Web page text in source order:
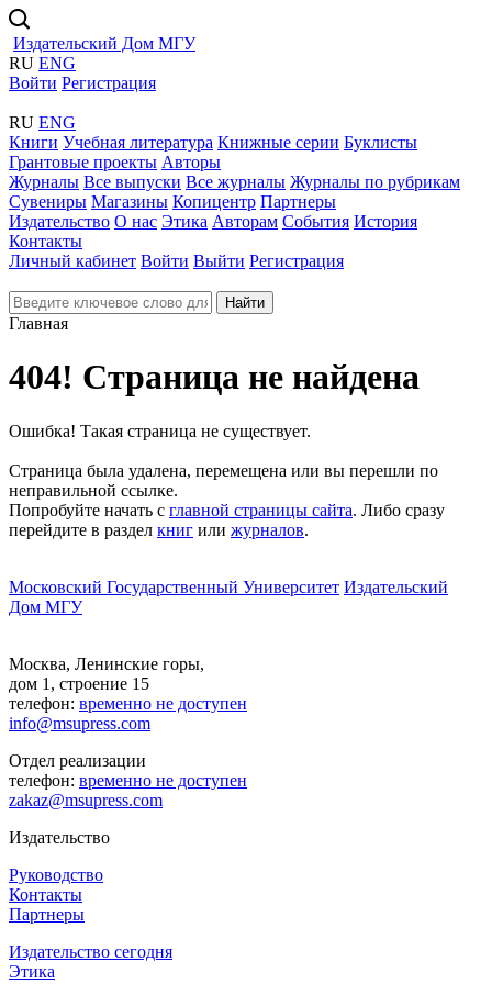
Издательский Дом МГУ
RU ENG
Войти Регистрация
RU ENG
Книги Учебная литература Книжные серии Буклисты
Грантовые проекты Авторы
Журналы Все выпуски Все журналы Журналы по рубрикам
Сувениры Магазины Копицентр Партнеры
Издательство О нас Этика Авторам События История
Контакты
Личный кабинет Войти Выйти Регистрация
Найти
Главная
404! Страница не найдена
Ошибка! Такая страница не существует.
Страница была удалена, перемещена или вы перешли по
неправильной ссылке.
Попробуйте начать с главной страницы сайта. Либо сразу
перейдите в раздел книг или журналов.
Московский Государственный Университет Издательский
Дом МГУ
Москва, Ленинские горы,
дом 1, строение 15
телефон: временно не доступен
info@msupress.com
Отдел реализации
телефон: временно не доступен
zakaz@msupress.com
Издательство
Руководство
Контакты
Партнеры
Издательство сегодня
Этика